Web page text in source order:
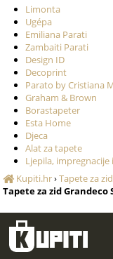
Limonta
Ugépa
Emiliana Parati
Zambaiti Parati
Design ID
Decoprint
Parato by Cristiana
Graham & Brown
Borastapeter
Esta Home
Djeca
Alat za tapete
Ljepila, impregnacije
Kupiti.hr›Tapete za zid
Tapete za zid